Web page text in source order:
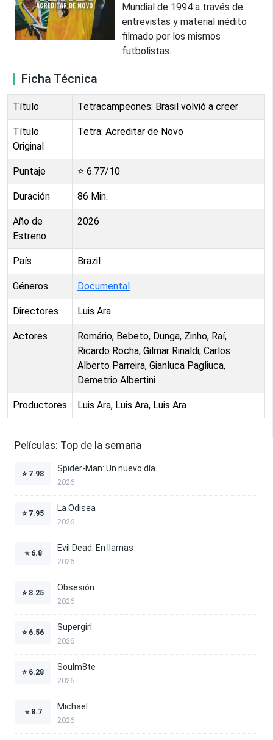
Mundial de 1994 a través de
entrevistas y material inédito
filmado por los mismos
futbolistas.
Ficha Técnica
Título Tetracampeones: Brasil volvió a creer
Título
Original
Tetra: Acreditar de Novo
Puntaje ⭐ 6.77/10
Duración 86 Min.
Año de
Estreno
2026
País Brazil
Géneros Documental
Directores Luis Ara
Actores
Romário, Bebeto, Dunga, Zinho, Raí,
Ricardo Rocha, Gilmar Rinaldi, Carlos
Alberto Parreira, Gianluca Pagliuca,
Demetrio Albertini
Productores Luis Ara, Luis Ara, Luis Ara
Películas: Top de la semana
⭐ 7.98
Spider-Man: Un nuevo día
2026
⭐ 7.95
La Odisea
2026
⭐ 6.8
Evil Dead: En llamas
2026
⭐ 8.25
Obsesión
2026
⭐ 6.56
Supergirl
2026
⭐ 6.28
Soulm8te
2026
⭐ 8.7
Michael
2026